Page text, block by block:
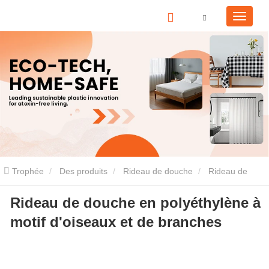
Trophée Des produits Rideau de douche Rideau de
douche en PEVA
d'oiseaux et de branches
Rideau de douche en polyéthylène à
motif d'oiseaux et de branches